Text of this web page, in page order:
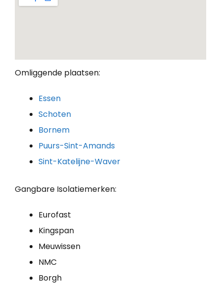
Omliggende plaatsen:
Essen
Schoten
Bornem
Puurs-Sint-Amands
Sint-Katelijne-Waver
Gangbare Isolatiemerken:
Eurofast
Kingspan
Meuwissen
NMC
Borgh